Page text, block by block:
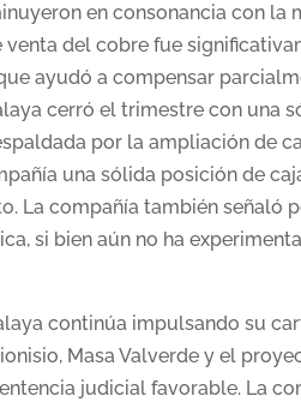
en consonancia con la
del cobre fue
ayudó a compensar
cerró el trimestre con una
por la ampliación de
una sólida posición de
La compañía también señaló
si bien aún no ha
continúa impulsando su
Masa Valverde y el
judicial favorable. La